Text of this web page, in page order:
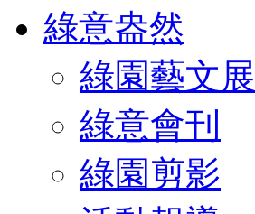
綠意盎然
綠園藝文展
綠意會刊
綠園剪影